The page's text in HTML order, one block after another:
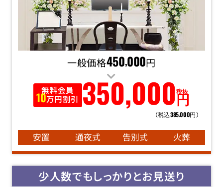
一般価格450,000円
無料会員
10万円割引 350,000 円
税抜
（税込385,000円）
安置 通夜式 告別式 火葬
少人数でもしっかりとお見送り